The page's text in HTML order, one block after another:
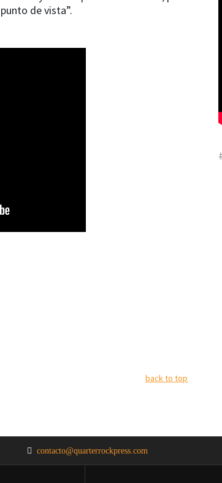
de vista”.
back to top
contacto@quarterrockpress.com